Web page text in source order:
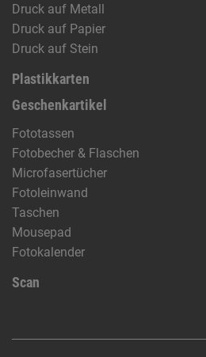
Druck auf Metall
Druck auf Papier
Druck auf Stein
Plastikkarten
Geschenkartikel
Fototassen
Fotobecher & Flaschen
Microfasertücher
Fotoleinwand
Taschen
Mousepad
Fotokalender
Scan